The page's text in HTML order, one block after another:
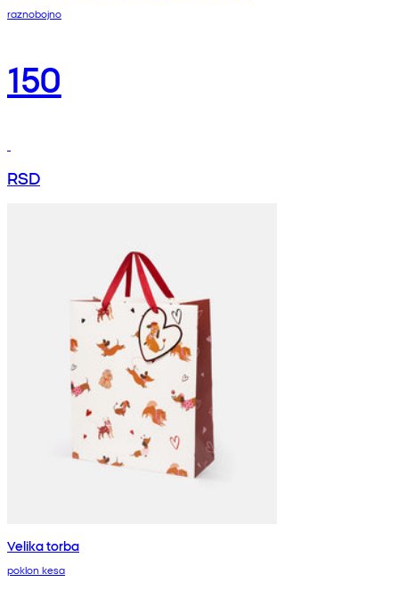
raznobojno
150
RSD
Velika torba
poklon kesa